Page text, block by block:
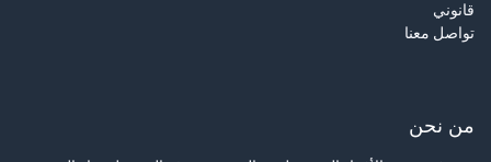
قانوني
تواصل معنا
من نحن